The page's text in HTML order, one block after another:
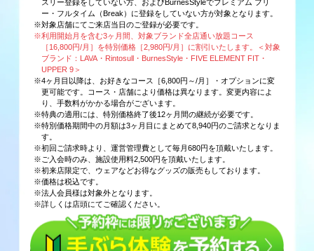
スリー登録をしていない方、およびBurnesStyleでプレミアム フリ
ー・フルタイム（Break）に登録をしていない方が対象となります。
※対象店舗にてご来店当日のご登録が必要です。
※利用開始月を含む3ヶ月間、対象ブランド全店通い放題コース
［16,800円/月］を特別価格［2,980円/月］に割引いたします。＜対象
ブランド：LAVA・Rintosull・BurnesStyle・FIVE ELEMENT FIT・
UPPER 9＞
※4ヶ月目以降は、お好きなコース［6,800円～/月］・オプションに変
更可能です。コース・店舗により価格は異なります。変更内容によ
り、手数料がかかる場合がございます。
※特典の適用には、特別価格終了後12ヶ月間の継続が必要です。
※特別価格期間中の月額は3ヶ月目にまとめて8,940円のご請求となりま
す。
※初回ご請求時より、運営管理費として毎月680円を頂戴いたします。
※ご入会時のみ、施設使用料2,500円を頂戴いたします。
※初来店限定で、ウェアなどお得なグッズの販売もしております。
※価格は税込です。
※法人会員様は対象外となります。
※詳しくは店頭にてご確認ください。